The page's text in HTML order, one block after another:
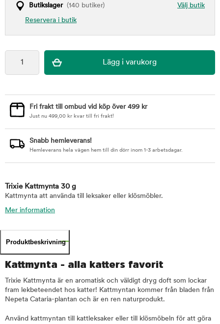
Välj butik
Butikslager(140 butiker)
Reservera i butik
Fri frakt till ombud vid köp över 499 kr
Just nu 499,00 kr kvar till fri frakt!
Snabb hemleverans!
Hemleverans hela vägen hem till din dörr inom 1-3 arbetsdagar.
Trixie Kattmynta 30 g
Kattmynta att använda till leksaker eller klösmöbler.
Mer information
Produktbeskrivning
Kattmynta - alla katters favorit
Trixie Kattmynta är en aromatisk och väldigt dryg doft som lockar
fram lekbeteendet hos katter! Kattmyntan kommer från bladen från
Nepeta Cataria-plantan och är en ren naturprodukt.
Använd kattmyntan till kattleksaker eller till klösmöbeln för att göra